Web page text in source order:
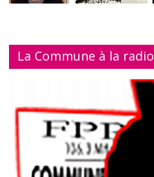
La Commune à la radio